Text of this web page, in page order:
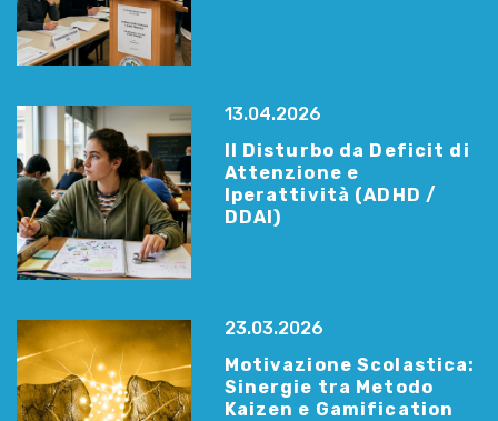
13.04.2026
Il Disturbo da Deficit di
Attenzione e
Iperattività (ADHD /
DDAI)
23.03.2026
Motivazione Scolastica:
Sinergie tra Metodo
Kaizen e Gamification